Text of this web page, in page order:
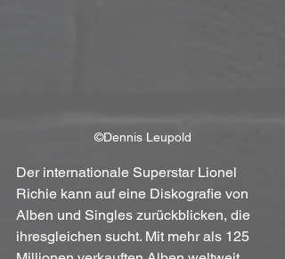
©Dennis Leupold
Der internationale Superstar Lionel
Richie kann auf eine Diskografie von
Alben und Singles zurückblicken, die
ihresgleichen sucht. Mit mehr als 125